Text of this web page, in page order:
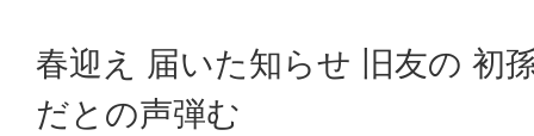
春迎え 届いた知らせ 旧友の 初
だとの声弾む